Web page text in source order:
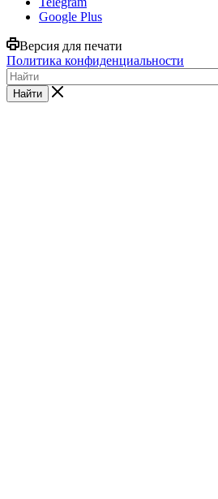
Google Plus
Версия для печати
Политика конфиденциальности
Найти